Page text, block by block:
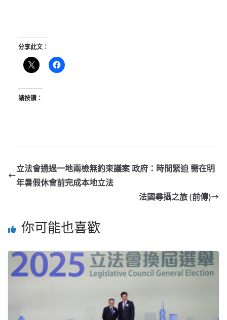
分享此文：
請按讚：
立法會通過一地兩檢無約束議案 政府：時間緊迫 需在明
年暑假休會前完成本地立法
法國尋攝之旅 (前傳)
你可能也喜歡